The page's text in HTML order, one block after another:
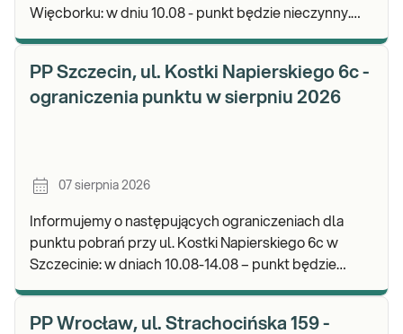
Więcborku: w dniu 10.08 - punkt będzie nieczynny.
PP Szczecin, ul. Kostki Napierskiego 6c -
ograniczenia punktu w sierpniu 2026
07 sierpnia 2026
Informujemy o następujących ograniczeniach dla
punktu pobrań przy ul. Kostki Napierskiego 6c w
Szczecinie: w dniach 10.08-14.08 – punkt będzie
PP Wrocław, ul. Strachocińska 159 -